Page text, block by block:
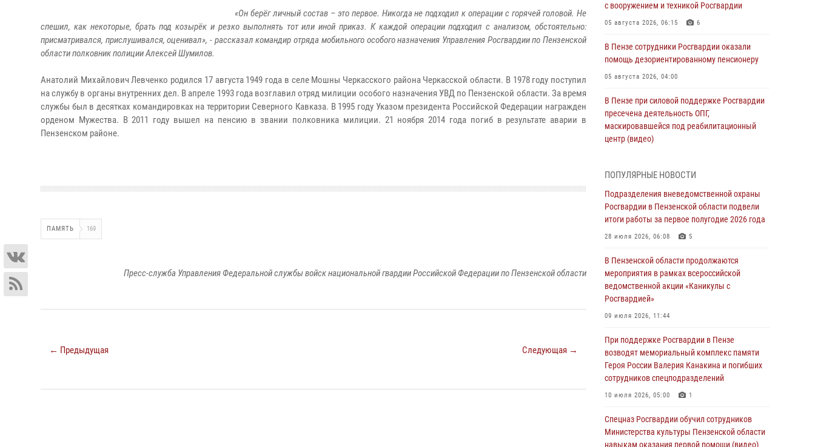
«Он берёг личный состав – это первое. Никогда не подходил к операции с горячей головой. Не
спешил, как некоторые, брать под козырёк и резко выполнять тот или иной приказ. К каждой операции подходил с анализом, обстоятельно:
присматривался, прислушивался, оценивал», - рассказал командир отряда мобильного особого назначения Управления Росгвардии по Пензенской
области полковник полиции Алексей Шумилов.
Анатолий Михайлович Левченко родился 17 августа 1949 года в селе Мошны Черкасского района Черкасской области. В 1978 году поступил
на службу в органы внутренних дел. В апреле 1993 года возглавил отряд милиции особого назначения УВД по Пензенской области. За время
службы был в десятках командировках на территории Северного Кавказа. В 1995 году Указом президента Российской Федерации награжден
орденом Мужества. В 2011 году вышел на пенсию в звании полковника милиции. 21 ноября 2014 года погиб в результате аварии в
Пензенском районе.
ПАМЯТЬ 169
Пресс-служба Управления Федеральной службы войск национальной гвардии Российской Федерации по Пензенской области
← Предыдущая Следующая →
с вооружением и техникой Росгвардии
05 августа 2026, 06:15 6
В Пензе сотрудники Росгвардии оказали
помощь дезориентированному пенсионеру
05 августа 2026, 04:00
В Пензе при силовой поддержке Росгвардии
пресечена деятельность ОПГ,
маскировавшейся под реабилитационный
центр (видео)
В Управлении Росгвардии по Пензенской
области подвели итоги работы за первое
полугодие 2026 года
04 августа 2026, 06:08
праздничных мероприятий в День ВДВ в
Пензе
03 августа 2026, 07:14 1
В Пензе сотрудники Росгвардии задержали
бранью напугал жильцов многоквартирного
дома
03 августа 2026, 05:59
Росгвардейцы Пензенской области отмечают
03 августа 2026, 05:15
ПОПУЛЯРНЫЕ НОВОСТИ
Подразделения вневедомственной охраны
Росгвардии в Пензенской области подвели
итоги работы за первое полугодие 2026 года
28 июля 2026, 06:08 5
В Пензенской области продолжаются
мероприятия в рамках всероссийской
ведомственной акции «Каникулы с
Росгвардией»
09 июля 2026, 11:44
При поддержке Росгвардии в Пензе
возводят мемориальный комплекс памяти
Героя России Валерия Канакина и погибших
сотрудников спецподразделений
10 июля 2026, 05:00 1
Спецназ Росгвардии обучил сотрудников
Министерства культуры Пензенской области
навыкам оказания первой помощи (видео)